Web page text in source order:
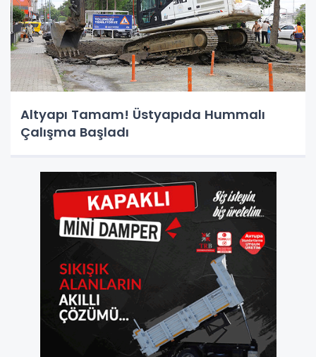
Altyapı Tamam! Üstyapıda Hummalı
Çalışma Başladı